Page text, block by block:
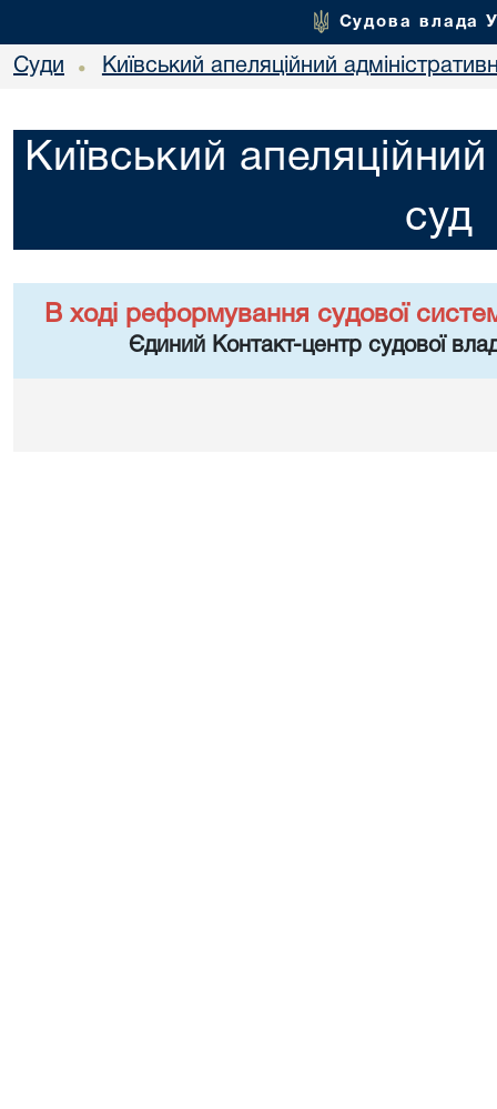
Судова влада
Суди • Київський апеляційний
Київський
суд
В ході реформування судової
Єдиний Контакт-центр судової